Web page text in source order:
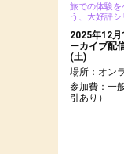
旅での体験
う、大好評シ
2025年12
ーカイブ配
(土)
場所：オン
参加費：一
引あり）